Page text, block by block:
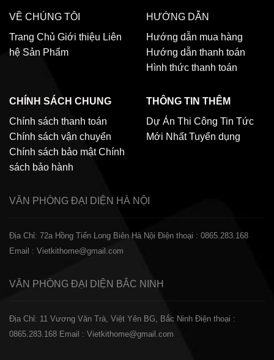
VỀ CHÚNG TÔI
Trang Chủ Giới thiệu Liên
hệ Sản Phẩm
HƯỚNG DẪN
Hướng dẫn mua hàng
Hướng dẫn thanh toán
Hình thức thanh toán
CHÍNH SÁCH CHUNG
Chính sách thanh toán
Chính sách vận chuyển
Chính sách bảo mật Chính
sách bảo hành
THÔNG TIN THÊM
Dự Án Thi Công Tin Tức
Mới Nhất Tuyển dụng
VĂN PHÒNG ĐẠI DIỆN HÀ NỘI
Địa Chỉ: 72a Hồng Tiến Long Biên Hà Nội Điện thoại : 0865.283.168
Email : Vietkithome@gmail.com
VĂN PHÒNG ĐẠI DIỆN BẮC NINH
Địa Chỉ: 11 Vương Văn Trà, Việt Yên BG, Bắc Ninh Điện thoại :
0865.283.168 Email : Vietkithome@gmail.com